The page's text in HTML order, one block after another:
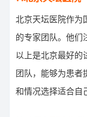
北京天坛医院作为
的专家团队。他们
以上是北京最好的
团队，能够为患者
和情况选择适合自